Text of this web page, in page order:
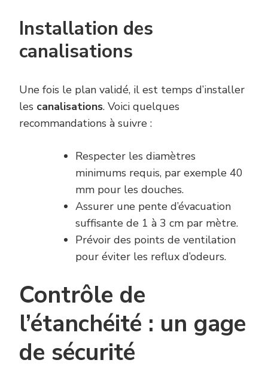
Installation des
canalisations
Une fois le plan validé, il est temps d’installer
les canalisations. Voici quelques
recommandations à suivre :
Respecter les diamètres
minimums requis, par exemple 40
mm pour les douches.
Assurer une pente d’évacuation
suffisante de 1 à 3 cm par mètre.
Prévoir des points de ventilation
pour éviter les reflux d’odeurs.
Contrôle de
l’étanchéité : un gage
de sécurité